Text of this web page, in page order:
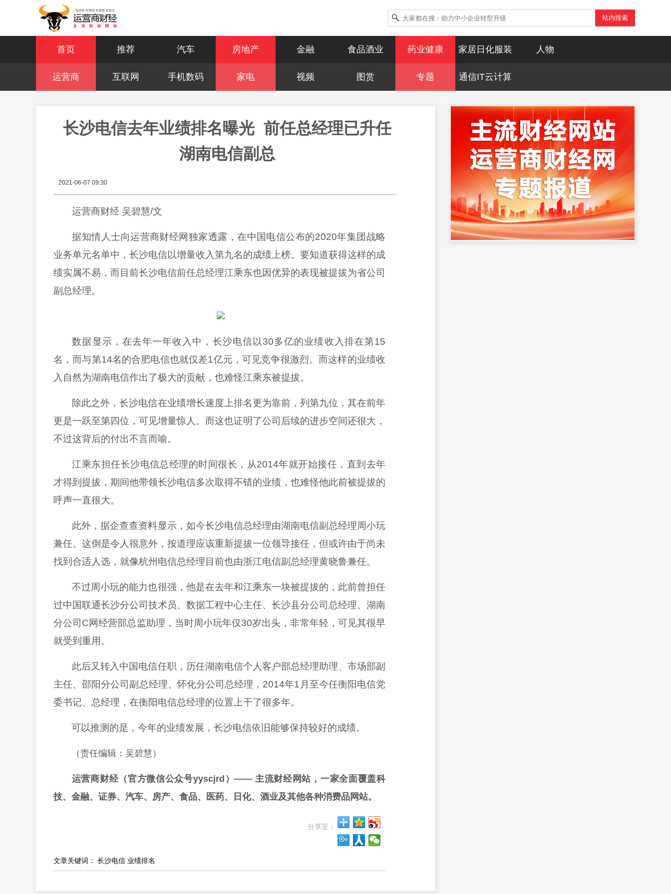
站内搜索
首页 推荐 汽车 房地产 金融 食品酒业 药业健康 家居日化服装 人物
运营商 互联网 手机数码 家电 视频 图赏 专题 通信IT云计算
长沙电信去年业绩排名曝光  前任总经理已升任
湖南电信副总
2021-06-07 09:30
运营商财经 吴碧慧/文
据知情人士向运营商财经网独家透露，在中国电信公布的2020年集团战略
业务单元名单中，长沙电信以增量收入第九名的成绩上榜。要知道获得这样的成
绩实属不易，而目前长沙电信前任总经理江乘东也因优异的表现被提拔为省公司
副总经理。
数据显示，在去年一年收入中，长沙电信以30多亿的业绩收入排在第15
名，而与第14名的合肥电信也就仅差1亿元，可见竞争很激烈。而这样的业绩收
入自然为湖南电信作出了极大的贡献，也难怪江乘东被提拔。
除此之外，长沙电信在业绩增长速度上排名更为靠前，列第九位，其在前年
更是一跃至第四位，可见增量惊人。而这也证明了公司后续的进步空间还很大，
不过这背后的付出不言而喻。
江乘东担任长沙电信总经理的时间很长，从2014年就开始接任，直到去年
才得到提拔，期间他带领长沙电信多次取得不错的业绩，也难怪他此前被提拔的
呼声一直很大。
此外，据企查查资料显示，如今长沙电信总经理由湖南电信副总经理周小玩
兼任。这倒是令人很意外，按道理应该重新提拔一位领导接任，但或许由于尚未
找到合适人选，就像杭州电信总经理目前也由浙江电信副总经理黄晓鲁兼任。
不过周小玩的能力也很强，他是在去年和江乘东一块被提拔的，此前曾担任
过中国联通长沙分公司技术员、数据工程中心主任、长沙县分公司总经理、湖南
分公司 C网经营部总监助理，当时周小玩年仅30岁出头，非常年轻，可见其很早
就受到重用。
此后又转入中国电信任职，历任湖南电信个人客户部总经理助理、市场部副
主任、邵阳分公司副总经理、怀化分公司总经理， 2014年1月至今任衡阳电信党
委书记、总经理，在衡阳电信总经理的位置上干了很多年。
可以推测的是，今年的业绩发展，长沙电信依旧能够保持较好的成绩。
（责任编辑：吴碧慧）
运营商财经（官方微信公众号yyscjrd）—— 主流财经网站，一家全面覆盖科
技、金融、证券、汽车、房产、食品、医药、日化、酒业及其他各种消费品网站。
分享至：
文章关键词： 长沙电信 业绩排名